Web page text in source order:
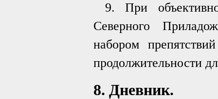
9. При
Северного
набором
продолжительности
8. Дневник.